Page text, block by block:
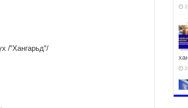
/”Хангарьд”/